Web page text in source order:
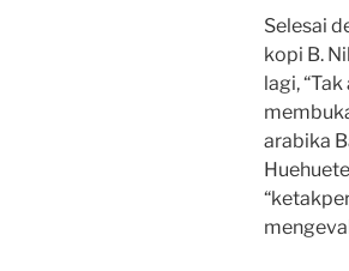
Selesai
kopi B.
lagi,
arabika